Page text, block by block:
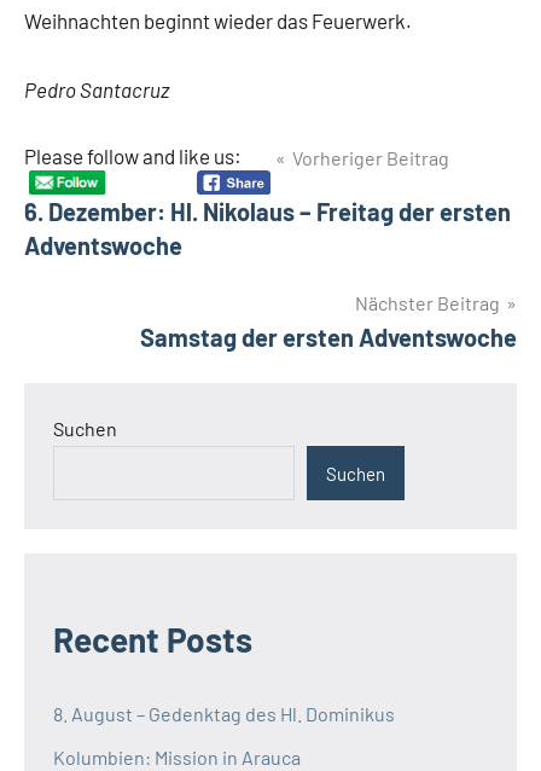
Weihnachten beginnt wieder das Feuerwerk.
Pedro Santacruz
Please follow and like us:
Schlagwörter
Guatemala
Weihnachten
BeitragsnavigationVorheriger Beitrag
6. Dezember: Hl. Nikolaus – Freitag der ersten
Adventswoche
Nächster Beitrag
Samstag der ersten Adventswoche
Suchen
Suchen
Recent Posts
8. August – Gedenktag des Hl. Dominikus
Kolumbien: Mission in Arauca